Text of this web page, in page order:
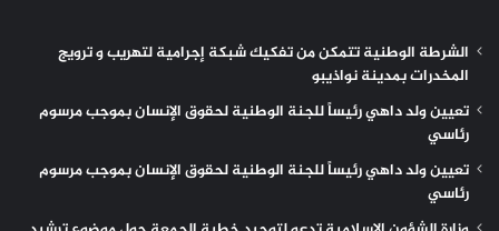
الشرطة الوطنية تتمكن من تفكيك شبكة إجرامية لتهريب و ترويج
المخدرات بمدينة نواذيبو
تعيين ولد داهي رئيساً للجنة الوطنية لحقوق الإنسان بموجب مرسوم
رئاسي
تعيين ولد داهي رئيساً للجنة الوطنية لحقوق الإنسان بموجب مرسوم
رئاسي